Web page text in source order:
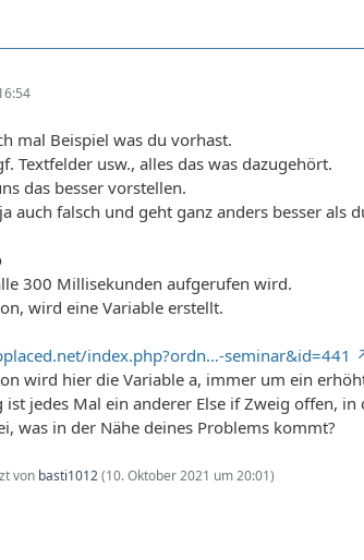
mal Beispiel was du vorhast.
Textfelder usw., alles das was dazugehört.
das besser vorstellen.
auch falsch und geht ganz anders besser als
300 Millisekunden aufgerufen wird.
wird eine Variable erstellt.
index.php?ordn…-seminar&id=441
wird hier die Variable a, immer um ein
ist jedes Mal ein anderer Else if Zweig offen,
was in der Nähe deines Problems kommt?
von basti1012(10. Oktober 2021 um 20:01)